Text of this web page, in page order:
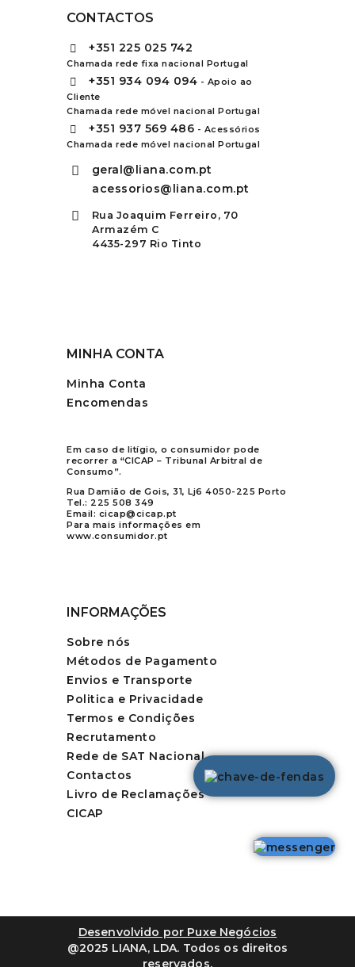
CONTACTOS
+351 225 025 742
Chamada rede fixa nacional Portugal
+351 934 094 094 - Apoio ao
Cliente
Chamada rede móvel nacional Portugal
+351 937 569 486 - Acessórios
Chamada rede móvel nacional Portugal
geral@liana.com.pt
acessorios@liana.com.pt
Rua Joaquim Ferreiro, 70
Armazém C
4435-297 Rio Tinto
MINHA CONTA
Minha Conta
Encomendas
Em caso de litígio, o consumidor pode
recorrer a “CICAP – Tribunal Arbitral de
Consumo”.
Rua Damião de Gois, 31, Lj6 4050-225 Porto
Tel.: 225 508 349
Email: cicap@cicap.pt
Para mais informações em
www.consumidor.pt
INFORMAÇÕES
Sobre nós
Métodos de Pagamento
Envios e Transporte
Politica e Privacidade
Termos e Condições
Recrutamento
Rede de SAT Nacional
Contactos
Livro de Reclamações
CICAP
Desenvolvido por Puxe Negócios
@2025 LIANA, LDA. Todos os direitos
reservados.